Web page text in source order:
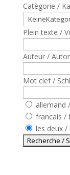
Catègorie /
Plein texte /
Auteur /
Mot clef /
allemand
francais /
les deux /